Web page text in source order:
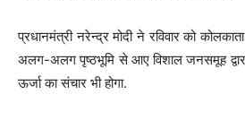
प्रधानमंत्री नरेन्द्र मोदी ने रविवार को
अलग-अलग पृष्ठभूमि से आए विशाल जनसमूह
ऊर्जा का संचार भी होगा.